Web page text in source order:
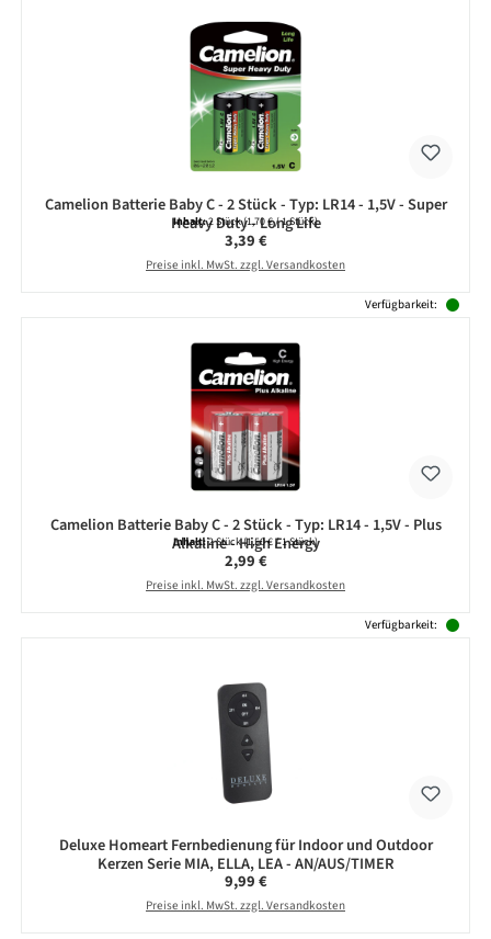
Camelion Batterie Baby C - 2 Stück - Typ: LR14 - 1,5V - Super
Heavy Duty - Long Life
Inhalt:2 Stück(1,70 € / 1 Stück)
Regulärer Preis:
3,39 €
Preise inkl. MwSt. zzgl. Versandkosten
Verfügbarkeit:
Camelion Batterie Baby C - 2 Stück - Typ: LR14 - 1,5V - Plus
Alkaline - High Energy
Inhalt:2 Stück(1,50 € / 1 Stück)
Regulärer Preis:
2,99 €
Preise inkl. MwSt. zzgl. Versandkosten
Verfügbarkeit:
Deluxe Homeart Fernbedienung für Indoor und Outdoor
Kerzen Serie MIA, ELLA, LEA - AN/AUS/TIMER
Regulärer Preis:
9,99 €
Preise inkl. MwSt. zzgl. Versandkosten